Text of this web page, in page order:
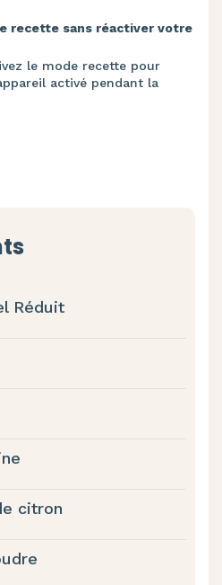
recette sans réactiver votre
le mode recette pour
activé pendant la
Réduit
citron